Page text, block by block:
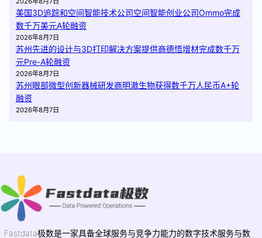
美国3D追踪和空间智能技术公司空间智能创业公司Ommo完成
数千万美元A轮融资
2026年8月7日
苏州先进的设计与3D打印解决方案提供商德悟增材完成数千万
元Pre-A轮融资
2026年8月7日
苏州眼部微型创新器械研发商明澈生物获得数千万人民币A+轮
融资
2026年8月7日
Fastdata极数是一家具备全球服务与竞争力能力的数字技术服务与数